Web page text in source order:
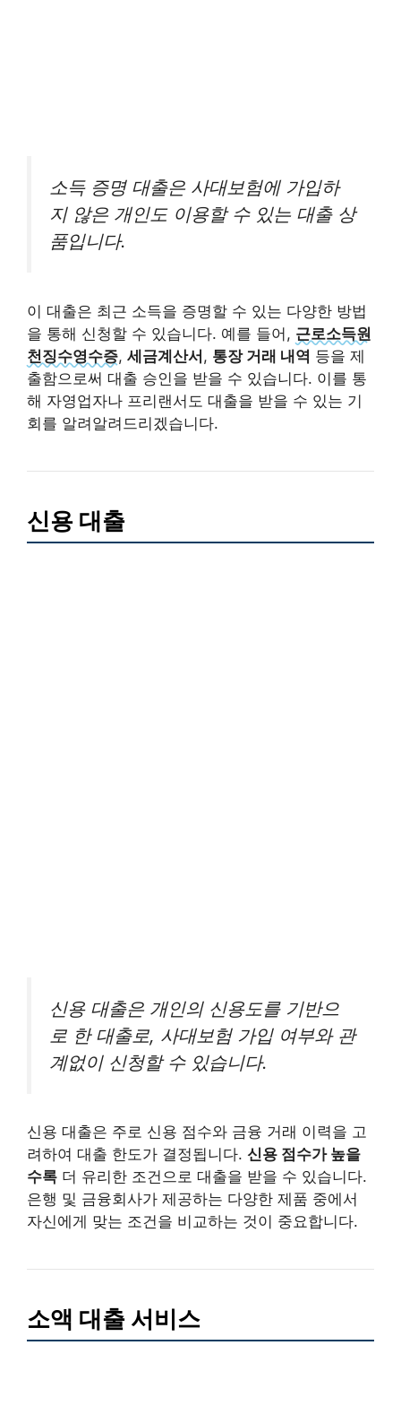
소득 증명 대출은 사대보험에 가입하
지 않은 개인도 이용할 수 있는 대출 상
품입니다.
이 대출은 최근 소득을 증명할 수 있는 다양한 방법
을 통해 신청할 수 있습니다. 예를 들어, 근로소득원
천징수영수증, 세금계산서, 통장 거래 내역 등을 제
출함으로써 대출 승인을 받을 수 있습니다. 이를 통
해 자영업자나 프리랜서도 대출을 받을 수 있는 기
회를 알려알려드리겠습니다.
신용 대출
신용 대출은 개인의 신용도를 기반으
로 한 대출로, 사대보험 가입 여부와 관
계없이 신청할 수 있습니다.
신용 대출은 주로 신용 점수와 금융 거래 이력을 고
려하여 대출 한도가 결정됩니다. 신용 점수가 높을
수록 더 유리한 조건으로 대출을 받을 수 있습니다.
은행 및 금융회사가 제공하는 다양한 제품 중에서
자신에게 맞는 조건을 비교하는 것이 중요합니다.
소액 대출 서비스